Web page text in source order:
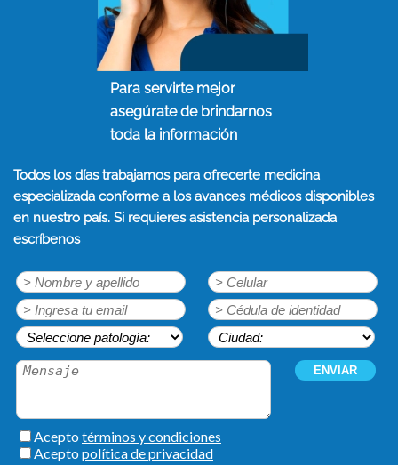
Para servirte mejor
asegúrate de brindarnos
toda la información
Todos los días trabajamos para ofrecerte medicina
especializada conforme a los avances médicos disponibles
en nuestro país. Si requieres asistencia personalizada
escríbenos